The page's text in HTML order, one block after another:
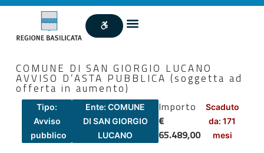
COMUNE DI SAN GIORGIO LUCANO
AVVISO D’ASTA PUBBLICA (soggetta ad
offerta in aumento)
Tipo:
Avviso
pubblico
Ente: COMUNE
DI SAN GIORGIO
LUCANO
Importo
€
65.489,00
Scaduto
da: 171
mesi